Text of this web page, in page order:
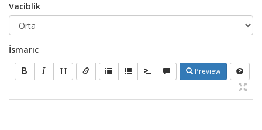
Vaciblik
İsmarıc
Preview